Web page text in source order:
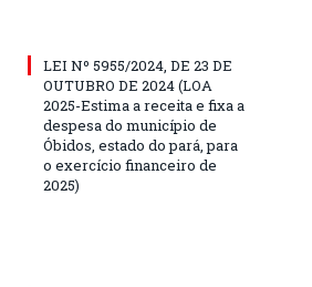
LEI Nº 5955/2024, DE 23 DE
OUTUBRO DE 2024 (LOA
2025-Estima a receita e fixa a
despesa do município de
Óbidos, estado do pará, para
o exercício financeiro de
2025)